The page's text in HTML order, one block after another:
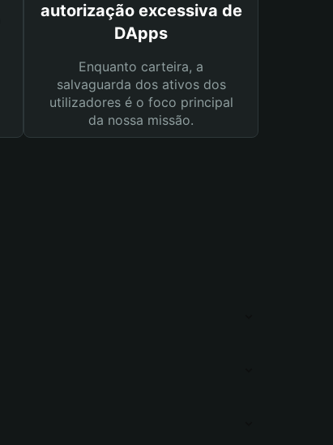
autorização excessiva de
DApps
Enquanto carteira, a
salvaguarda dos ativos dos
utilizadores é o foco principal
da nossa missão.